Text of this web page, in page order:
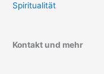
Spiritualität
Kontakt und mehr